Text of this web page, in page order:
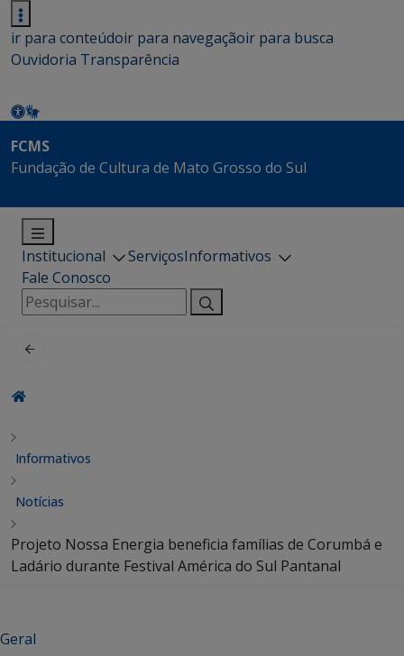
ir para conteúdoir para navegaçãoir para busca
Ouvidoria Transparência
FCMS
Fundação de Cultura de Mato Grosso do Sul
Institucional ServiçosInformativos
Fale Conosco
Pesquisar
por:
Informativos
Notícias
Projeto Nossa Energia beneficia famílias de Corumbá e
Ladário durante Festival América do Sul Pantanal
Geral